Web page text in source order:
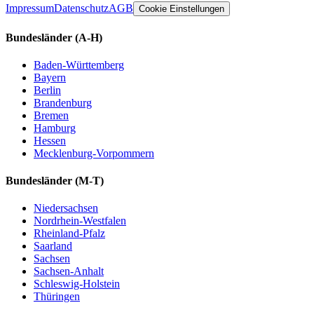
ImpressumDatenschutzAGB Cookie Einstellungen
Bundesländer (A-H)
Baden-Württemberg
Bayern
Berlin
Brandenburg
Bremen
Hamburg
Hessen
Mecklenburg-Vorpommern
Bundesländer (M-T)
Niedersachsen
Nordrhein-Westfalen
Rheinland-Pfalz
Saarland
Sachsen
Sachsen-Anhalt
Schleswig-Holstein
Thüringen